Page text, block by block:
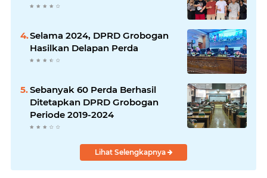
Selama 2024, DPRD Grobogan
Hasilkan Delapan Perda
Sebanyak 60 Perda Berhasil
Ditetapkan DPRD Grobogan
Periode 2019-2024
Lihat Selengkapnya